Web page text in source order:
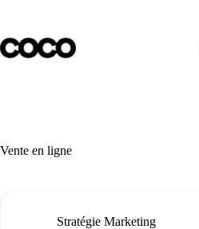
contenu
Vente en ligne
Stratégie Marketing